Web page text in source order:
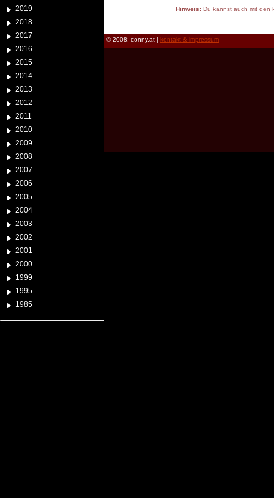
2019
2018
2017
2016
2015
2014
2013
2012
2011
2010
2009
2008
2007
2006
2005
2004
2003
2002
2001
2000
1999
1995
1985
Hinweis:Du kannst auch mit den
© 2008: conny.at | kontakt & impressum